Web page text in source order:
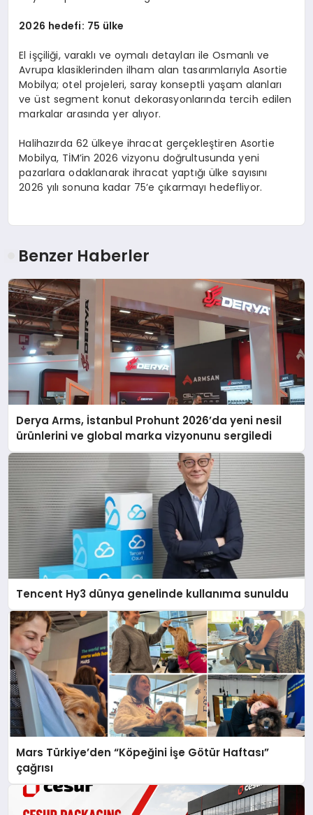
2026 hedefi: 75 ülke
El işçiliği, varaklı ve oymalı detayları ile Osmanlı ve
Avrupa klasiklerinden ilham alan tasarımlarıyla Asortie
Mobilya; otel projeleri, saray konseptli yaşam alanları
ve üst segment konut dekorasyonlarında tercih edilen
markalar arasında yer alıyor.
Halihazırda 62 ülkeye ihracat gerçekleştiren Asortie
Mobilya, TİM’in 2026 vizyonu doğrultusunda yeni
pazarlara odaklanarak ihracat yaptığı ülke sayısını
2026 yılı sonuna kadar 75’e çıkarmayı hedefliyor.
Benzer Haberler
Derya Arms, İstanbul Prohunt 2026’da yeni nesil
ürünlerini ve global marka vizyonunu sergiledi
Tencent Hy3 dünya genelinde kullanıma sunuldu
Mars Türkiye’den “Köpeğini İşe Götür Haftası”
çağrısı